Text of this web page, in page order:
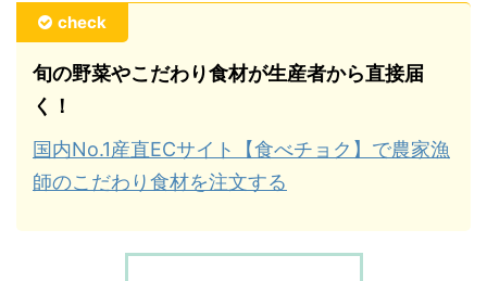
check
旬の野菜やこだわり食材が生産者から直接届
く！
国内No.1産直ECサイト【食べチョク】で農家漁
師のこだわり食材を注文する